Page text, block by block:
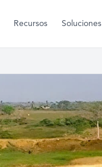
Recursos Soluciones